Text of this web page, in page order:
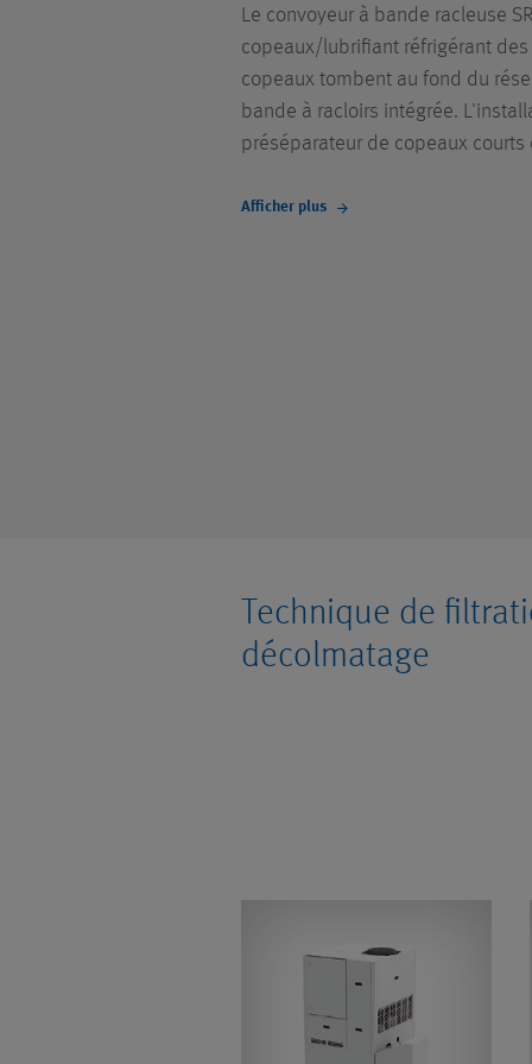
Le convoyeur à bande racleuse
copeaux/lubrifiant réfrigérant
copeaux tombent au fond du
bande à racloirs intégrée.
préséparateur de copeaux courts
Afficher plus arrow_forward
Technique de
décolmatage